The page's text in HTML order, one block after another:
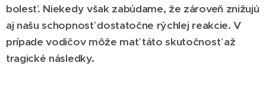
bolesť. Niekedy však zabúdame, že zároveň znižujú
aj našu schopnosť dostatočne rýchlej reakcie. V
prípade vodičov môže mať táto skutočnosť až
tragické následky.